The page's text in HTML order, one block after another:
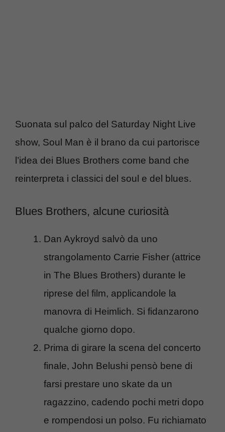
Suonata sul palco del Saturday Night Live
show, Soul Man è il brano da cui partorisce
l’idea dei Blues Brothers come band che
reinterpreta i classici del soul e del blues.
Blues Brothers, alcune curiosità
Dan Aykroyd salvò da uno
strangolamento Carrie Fisher (attrice
in The Blues Brothers) durante le
riprese del film, applicandole la
manovra di Heimlich. Si fidanzarono
qualche giorno dopo.
Prima di girare la scena del concerto
finale, John Belushi pensò bene di
farsi prestare uno skate da un
ragazzino, cadendo pochi metri dopo
e rompendosi un polso. Fu richiamato